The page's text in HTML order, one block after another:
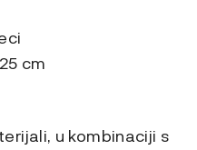
cm
u kombinaciji s